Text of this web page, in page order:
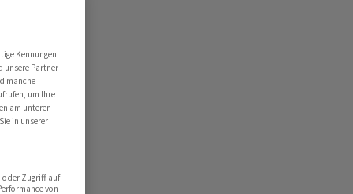
Kennungen
unsere Partner
manche
um Ihre
am unteren
in unserer
oder Zugriff auf
von